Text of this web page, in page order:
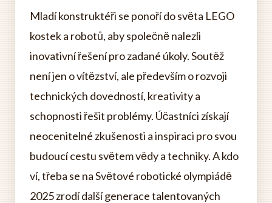
Mladí konstruktéři se ponoří do světa LEGO
kostek a robotů, aby společně nalezli
inovativní řešení pro zadané úkoly. Soutěž
není jen o vítězství, ale především o rozvoji
technických dovedností, kreativity a
schopnosti řešit problémy. Účastníci získají
neocenitelné zkušenosti a inspiraci pro svou
budoucí cestu světem vědy a techniky. A kdo
ví, třeba se na Světové robotické olympiádě
2025 zrodí další generace talentovaných